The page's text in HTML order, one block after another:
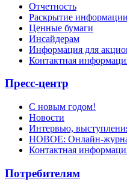
Отчетность
Раскрытие информации
Ценные бумаги
Инсайдерам
Информация для
Контактная
Пресс-центр
С новым годом!
Новости
Интервью,
НОВОЕ: Онлайн-
Контактная
Потребителям